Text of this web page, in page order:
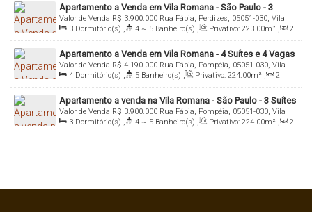
222.00m²
Apartamento a Venda em Vila Romana - São Paulo - 3
Suítes e 4 Vagas
R$ 3.900.000
Valor de Venda
Rua Fábia, Perdizes, 05051-030, Vila
Romana, São Paulo, São Paulo, Brasil
3 Dormitório(s) , 4 ~ 5 Banheiro(s) , Privativo: 223.00m² ,
2
Sala(s) , 3 Suíte(s) , Total: 223.00m² , 4 Vaga(s) ,
Útil:
223.00m²
Apartamento a Venda em Vila Romana - 4 Suítes e 4 Vagas
- Imobiliária Italiana Consultoria
R$ 4.190.000
Valor de Venda
Rua Fábia, Pompéia, 05051-030, Vila
Romana, São Paulo, São Paulo, Brasil
4 Dormitório(s) , 5 Banheiro(s) , Privativo: 224.00m² ,
2
Sala(s) , 4 Suíte(s) , Total: 224.00m² , 4 Vaga(s) ,
Útil:
224.00m²
Apartamento a venda na Vila Romana - São Paulo - 3 Suítes
e 4 Vagas
R$ 3.900.000
Valor de Venda
Rua Fábia, Pompéia, 05051-030, Vila
Romana, São Paulo, São Paulo, Brasil
3 Dormitório(s) , 4 ~ 5 Banheiro(s) , Privativo: 224.00m² ,
2